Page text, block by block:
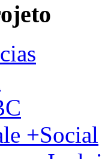
+Social